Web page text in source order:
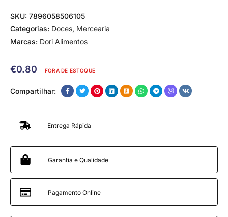
SKU: 7896058506105
Categorias: Doces, Mercearia
Marcas: Dori Alimentos
€0.80 FORA DE ESTOQUE
Compartilhar:
Entrega Rápida
Garantia e Qualidade
Pagamento Online